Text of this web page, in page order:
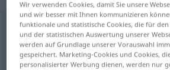
Launenhaftigkeitf <Launenhaftigkeit>
Übersicht aller Übersetzungen
(Für mehr Details die Übersetzung
Wir verwenden Cookies, damit Sie unsere
und wir besser mit Ihnen kommunizieren
funktionale und statistische Cookies, die für
und der statistischen Auswertung unserer
werden auf Grundlage unserer Vorauswahl
gespeichert. Marketing-Cookies und Cookies,
personalisierter Werbung dienen, werden nur